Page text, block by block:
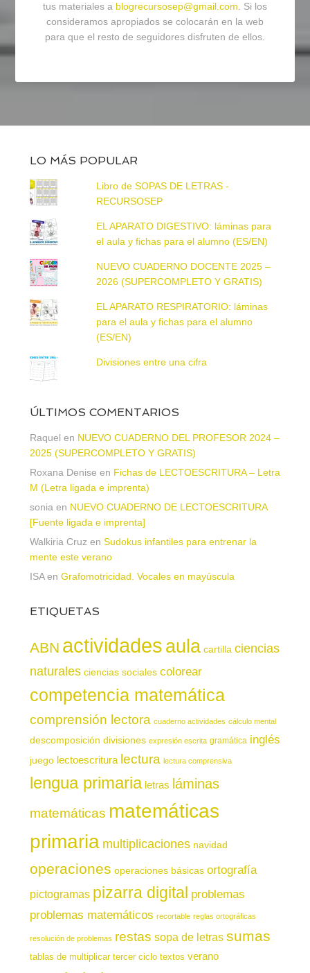
tus materiales a blogrecursosep@gmail.com. Si los
consideramos apropiados se colocarán en la web
para que el resto de seguidores disfruten de ellos.
LO MÁS POPULAR
Libro de SOPAS DE LETRAS -
RECURSOSEP
EL APARATO DIGESTIVO: láminas para
el aula y fichas para el alumno (ES/EN)
NUEVO CUADERNO DOCENTE 2025 –
2026 (SUPERCOMPLETO Y GRATIS)
EL APARATO RESPIRATORIO: láminas
para el aula y fichas para el alumno
(ES/EN)
Divisiones entre una cifra
ÚLTIMOS COMENTARIOS
Raquel en NUEVO CUADERNO DEL PROFESOR 2024 –
2025 (SUPERCOMPLETO Y GRATIS)
Roxana Denise en Fichas de LECTOESCRITURA – Letra
M (Letra ligada e imprenta)
sonia en NUEVO CUADERNO DE LECTOESCRITURA
[Fuente ligada e imprenta]
Walkiria Cruz en Sudokus infantiles para entrenar la
mente este verano
ISAen Grafomotricidad. Vocales en mayúscula
ETIQUETAS
ABN actividadesaula cartilla ciencias
naturales ciencias sociales colorear
competencia matemática
comprensión lectora cuaderno actividades cálculo mental
descomposición divisiones expresión escrita gramática inglés
juego lectoescritura lectura lectura comprensiva
lengua primaria letras láminas
matemáticas matemáticas
primaria multiplicaciones navidad
operaciones operaciones básicas ortografía
pictogramas pizarra digital problemas
problemas matemáticos recortable reglas ortográficas
resolución de problemas restas sopa de letras sumas
tablas de multiplicar tercer ciclo textos verano